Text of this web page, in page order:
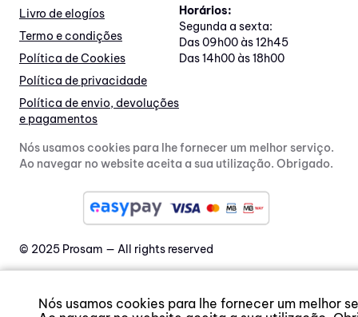
Nós usamos cookies para lhe fornecer um melhor
Livro de elogíos
Termo e condições
Política de Cookies
Política de privacidade
Política de envio, devoluções
e pagamentos
Horários:
Segunda a sexta:
Das 09h00 às 12h45
Das 14h00 às 18h00
Nós usamos cookies para lhe fornecer um melhor serviço.
Ao navegar no website aceita a sua utilização. Obrigado.
© 2025 Prosam — All rights reserved